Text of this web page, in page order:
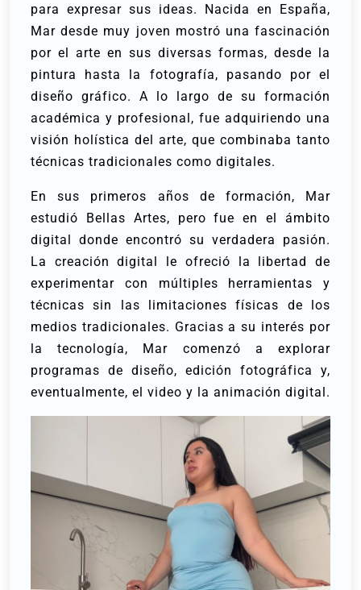
para expresar sus ideas. Nacida en España,
Mar desde muy joven mostró una fascinación
por el arte en sus diversas formas, desde la
pintura hasta la fotografía, pasando por el
diseño gráfico. A lo largo de su formación
académica y profesional, fue adquiriendo una
visión holística del arte, que combinaba tanto
técnicas tradicionales como digitales.
En sus primeros años de formación, Mar
estudió Bellas Artes, pero fue en el ámbito
digital donde encontró su verdadera pasión.
La creación digital le ofreció la libertad de
experimentar con múltiples herramientas y
técnicas sin las limitaciones físicas de los
medios tradicionales. Gracias a su interés por
la tecnología, Mar comenzó a explorar
programas de diseño, edición fotográfica y,
eventualmente, el video y la animación digital.